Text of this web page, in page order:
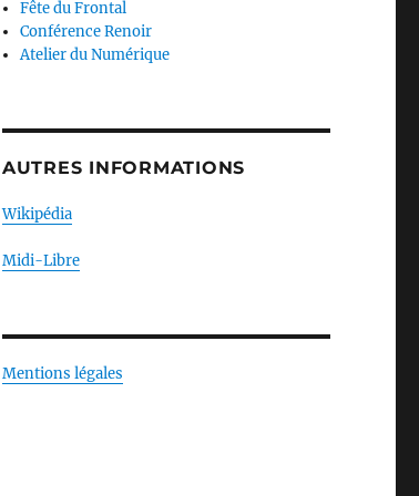
Fête du Frontal
Conférence Renoir
Atelier du Numérique
AUTRES INFORMATIONS
Wikipédia
Midi-Libre
Mentions légales